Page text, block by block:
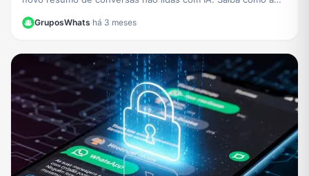
função vai organizar seus chats e economizar seu tempo.
GruposWhats·há 3 meses